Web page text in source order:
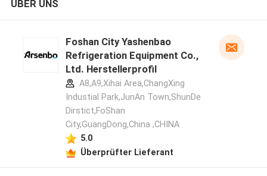
ÜBER UNS
Foshan City Yashenbao
Refrigeration Equipment Co.,
Ltd. Herstellerprofil
A8,A9,Xihai Area,ChangXing
Industial Park,JunAn Town,ShunDe
Dirstict,FoShan
City,GuangDong,China ,CHINA
5.0
Überprüfter Lieferant